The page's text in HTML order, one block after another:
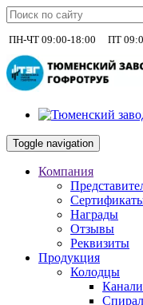
ПН-ЧТ 09:00-18:00 ПТ
Toggle navigation
Компания
Награды
Отзывы
Реквизиты
Продукция
Колодцы